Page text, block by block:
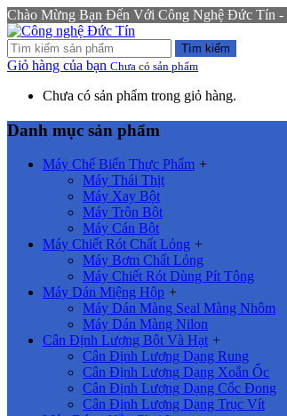
Chào Mừng Bạn Đến Với Công Nghệ Đức Tín -
Tìm kiếm
Giỏ hàng của bạn Chưa có sản phẩm
Chưa có sản phẩm trong giỏ hàng.
Danh mục sản phẩm
Máy Chế Biến Thực Phẩm +
Máy Thái Thịt
Máy Xay Bột
Máy Trộn Bột
Máy Cán Bột
Máy Chiết Rót Chất Lỏng +
Máy Bơm Chất Lỏng
Máy Chiết Rót Dùng Pít Tông
Máy Dán Miệng Hộp +
Máy Dán Màng Seal Màng Nhôm
Máy Dán Màng Nilon
Cân Định Lượng Bột Và Hạt +
Cân Định Lượng Dạng Rung
Cân Định Lượng Dạng Xoắn Ốc
Cân Định Lượng Dạng Cốc Đong
Cân Định Lượng Dạng Trục Vít